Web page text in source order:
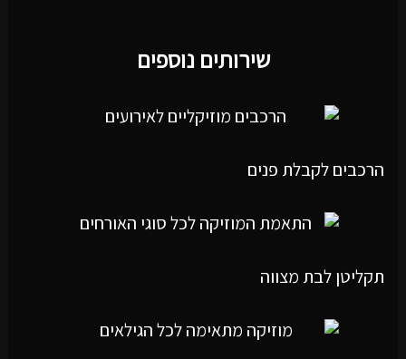
שירותים נוספים
הרכבים לקבלת פנים
תקליטן לבת מצווה